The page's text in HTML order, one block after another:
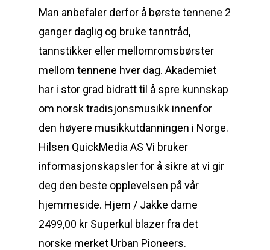
Man anbefaler derfor å børste tennene 2
ganger daglig og bruke tanntråd,
tannstikker eller mellomromsbørster
mellom tennene hver dag. Akademiet
har i stor grad bidratt til å spre kunnskap
om norsk tradisjonsmusikk innenfor
den høyere musikkutdanningen i Norge.
Hilsen QuickMedia AS Vi bruker
informasjonskapsler for å sikre at vi gir
deg den beste opplevelsen på vår
hjemmeside. Hjem / Jakke dame
2499,00 kr Superkul blazer fra det
norske merket Urban Pioneers.